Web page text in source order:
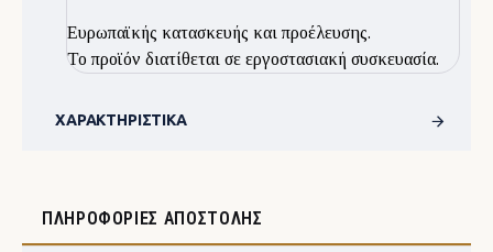
Ευρωπαϊκής κατασκευής και προέλευσης.
Το προϊόν διατίθεται σε εργοστασιακή συσκευασία.
ΧΑΡΑΚΤΗΡΙΣΤΙΚΆ
ΠΛΗΡΟΦΟΡΊΕΣ ΑΠΟΣΤΟΛΉΣ